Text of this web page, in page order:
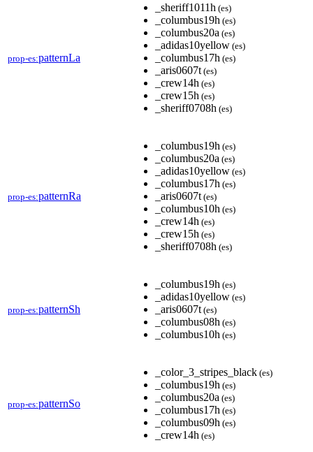
prop-es:patternLa
_sheriff1011h (es)
_columbus19h (es)
_columbus20a (es)
_adidas10yellow (es)
_columbus17h (es)
_aris0607t (es)
_crew14h (es)
_crew15h (es)
_sheriff0708h (es)
prop-es:patternRa
_columbus19h (es)
_columbus20a (es)
_adidas10yellow (es)
_columbus17h (es)
_aris0607t (es)
_columbus10h (es)
_crew14h (es)
_crew15h (es)
_sheriff0708h (es)
prop-es:patternSh
_columbus19h (es)
_adidas10yellow (es)
_aris0607t (es)
_columbus08h (es)
_columbus10h (es)
prop-es:patternSo
_color_3_stripes_black (es)
_columbus19h (es)
_columbus20a (es)
_columbus17h (es)
_columbus09h (es)
_crew14h (es)